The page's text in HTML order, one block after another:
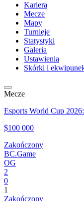
Kariera
Mecze
Mapy
Turnieje
Statystyki
Galeria
Ustawienia
Skórki i
Mecze
Esports World Cup
$100 000
Zakończony
BC.Game
OG
2
0
1
Zakończony